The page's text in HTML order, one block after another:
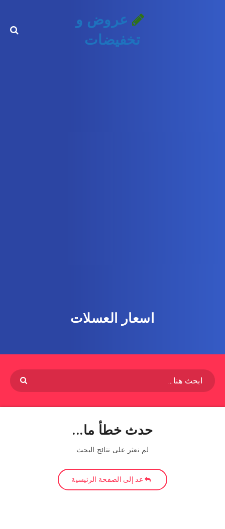
عروض و
تخفيضات
اسعار العسلات
حدث خطأ ما...
لم نعثر على نتائج البحث
عد إلى الصفحة الرئيسية